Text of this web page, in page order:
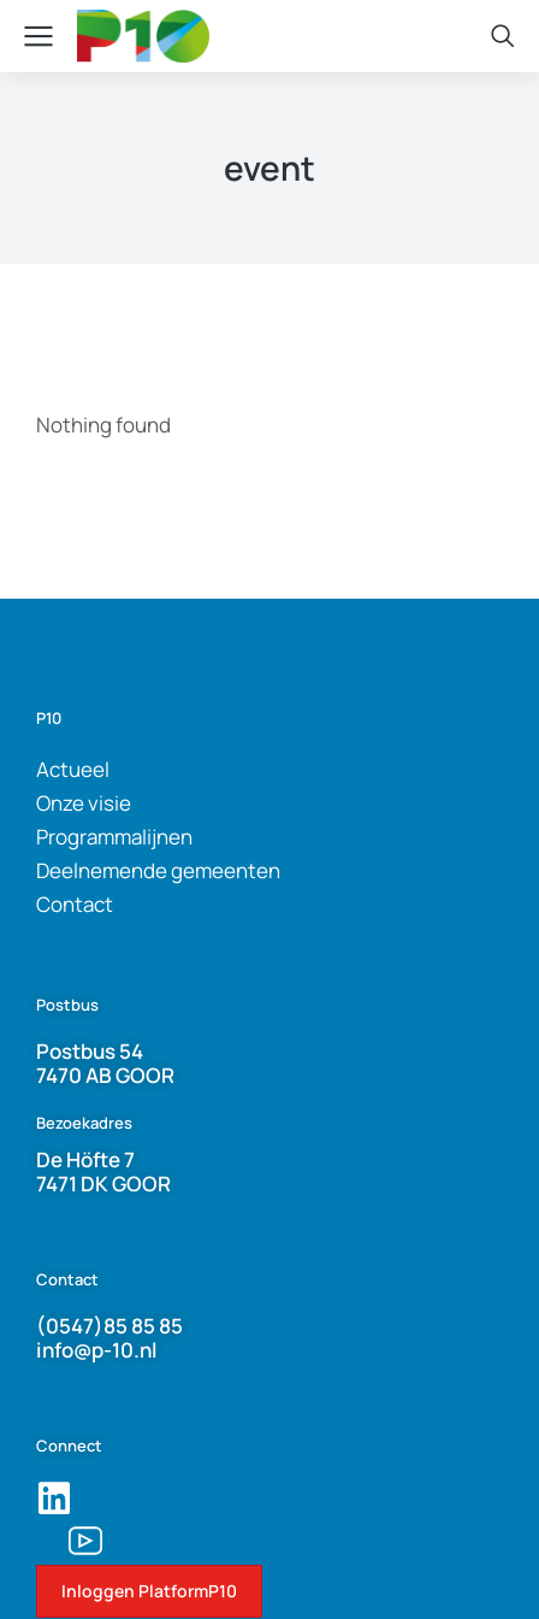
event
Nothing found
P10
Actueel
Onze visie
Programmalijnen
Deelnemende gemeenten
Contact
Postbus
Postbus 54
7470 AB GOOR
Bezoekadres
De Höfte 7
7471 DK GOOR
Contact
(0547)85 85 85
info@p-10.nl
Connect
Inloggen PlatformP10